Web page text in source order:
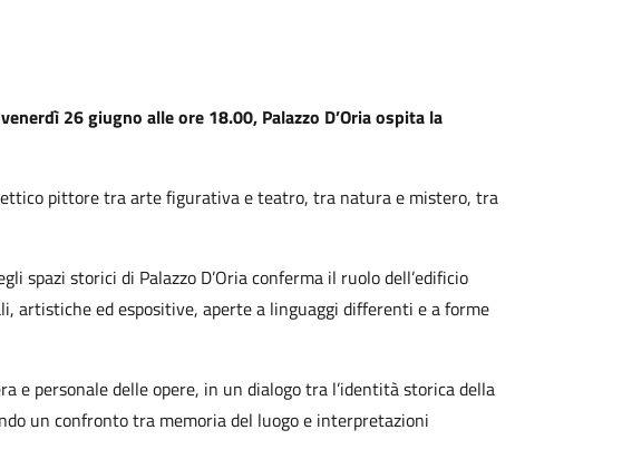
26 giugno alle ore 18.00, Palazzo D’Oria ospita la
pittore tra arte figurativa e teatro, tra natura e mistero, tra
spazi storici di Palazzo D’Oria conferma il ruolo dell’edificio
artistiche ed espositive, aperte a linguaggi differenti e a forme
e personale delle opere, in un dialogo tra l’identità storica della
un confronto tra memoria del luogo e interpretazioni